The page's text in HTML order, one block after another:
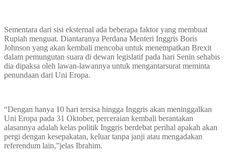
Sementara dari sisi eksternal ada beberapa faktor yang membuat
Rupiah menguat. Diantaranya Perdana Menteri Inggris Boris
Johnson yang akan kembali mencoba untuk menempatkan Brexit
dalam pemungutan suara di dewan legislatif pada hari Senin sehabis
dia dipaksa oleh lawan-lawannya untuk mengantarsurat meminta
penundaan dari Uni Eropa.
“Dengan hanya 10 hari tersisa hingga Inggris akan meninggalkan
Uni Eropa pada 31 Oktober, perceraian kembali berantakan
alasannya adalah kelas politik Inggris berdebat perihal apakah akan
pergi dengan kesepakatan, keluar tanpa janji atau mengadakan
referendum lain,”jelas Ibrahim.